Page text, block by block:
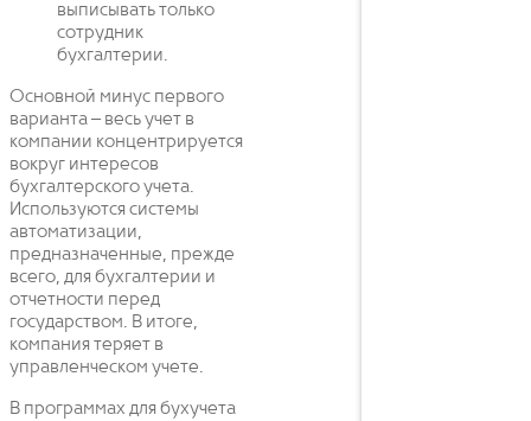
выписывать только
сотрудник
бухгалтерии.
Основной минус первого
варианта – весь учет в
компании концентрируется
вокруг интересов
бухгалтерского учета.
Используются системы
автоматизации,
предназначенные, прежде
всего, для бухгалтерии и
отчетности перед
государством. В итоге,
компания теряет в
управленческом учете.
В программах для бухучета